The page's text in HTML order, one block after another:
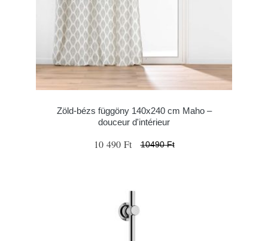
Zöld-bézs függöny 140x240 cm Maho –
douceur d'intérieur
10 490 Ft 10490 Ft